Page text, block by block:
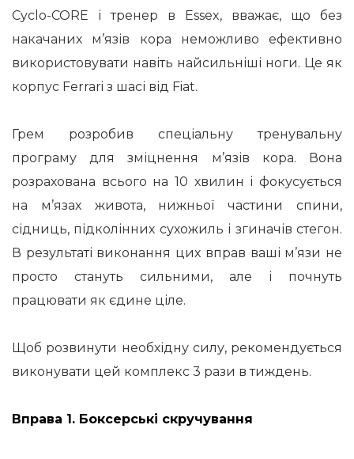
Cyclo-CORE і тренер в Essex, вважає, що без
накачаних м’язів кора неможливо ефективно
використовувати навіть найсильніші ноги. Це як
корпус Ferrari з шасі від Fiat.
Грем розробив спеціальну тренувальну
програму для зміцнення м’язів кора. Вона
розрахована всього на 10 хвилин і фокусується
на м’язах живота, нижньої частини спини,
сідниць, підколінних сухожиль і згиначів стегон.
В результаті виконання цих вправ ваші м’язи не
просто стануть сильними, але і почнуть
працювати як єдине ціле.
Щоб розвинути необхідну силу, рекомендується
виконувати цей комплекс 3 рази в тиждень.
Вправа 1. Боксерські скручування